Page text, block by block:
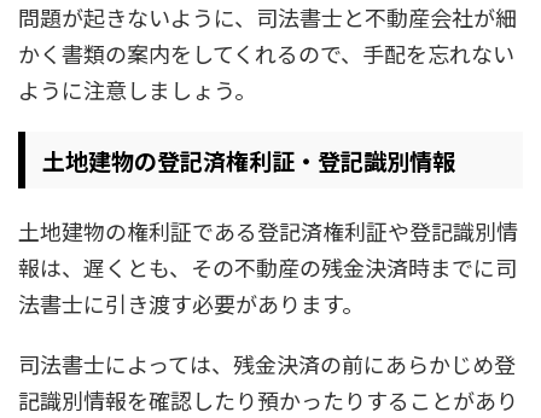
問題が起きないように、司法書士と不動産会社が細
かく書類の案内をしてくれるので、手配を忘れない
ように注意しましょう。
土地建物の登記済権利証・登記識別情報
土地建物の権利証である登記済権利証や登記識別情
報は、遅くとも、その不動産の残金決済時までに司
法書士に引き渡す必要があります。
司法書士によっては、残金決済の前にあらかじめ登
記識別情報を確認したり預かったりすることがあり